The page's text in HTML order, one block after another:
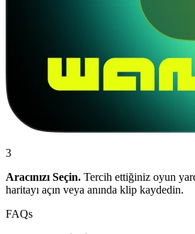
3
Aracınızı Seçin. Tercih ettiğiniz oyun
haritayı açın veya anında klip kaydedin.
FAQs